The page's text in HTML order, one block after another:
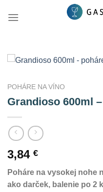
POHÁRE NA VÍNO
Grandioso 600ml
3,84 €
Poháre na vysokej nohe
ako darček, balenie po 2